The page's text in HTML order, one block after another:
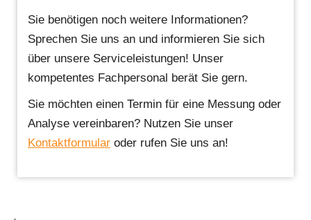
Sie benötigen noch weitere Informationen?
Sprechen Sie uns an und informieren Sie sich
über unsere Serviceleistungen! Unser
kompetentes Fachpersonal berät Sie gern.
Sie möchten einen Termin für eine Messung oder
Analyse vereinbaren? Nutzen Sie unser
Kontaktformular oder rufen Sie uns an!